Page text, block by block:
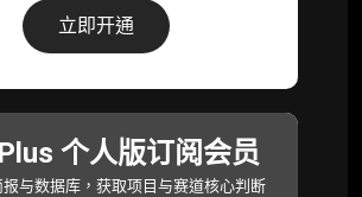
立即开通
个人版订阅会员
与数据库，获取项目与赛道核心判断
量解锁且每周上新，研究版图已覆盖
分支，并重点追踪链上金融、支付体
基础设施与应用演化，一体化呈现
栏目内容（内容依托于研报，快速获
象核心判断）